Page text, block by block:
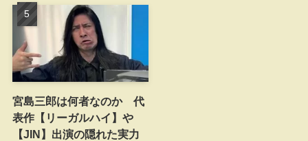
宮島三郎は何者なのか 代
表作【リーガルハイ】や
【JIN】出演の隠れた実力